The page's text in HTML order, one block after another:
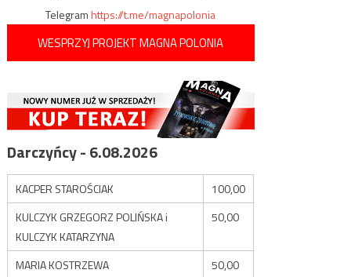
Telegramhttps://t.me/magnapolonia
WESPRZYJ PROJEKT MAGNA POLONIA
Darczyńcy - 6.08.2026
KACPER STAROŚCIAK
100,00
KULCZYK GRZEGORZ POLIŃSKA i
KULCZYK KATARZYNA
50,00
MARIA KOSTRZEWA 50,00